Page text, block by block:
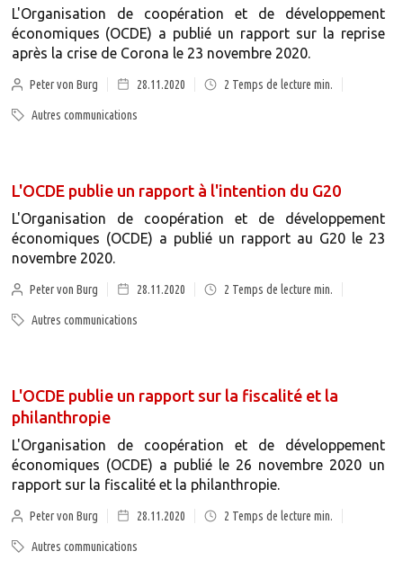
L'Organisation de coopération et de développement
économiques (OCDE) a publié un rapport sur la reprise
après la crise de Corona le 23 novembre 2020.
Peter von Burg 28.11.2020 2 Temps de lecture min.
Autres communications
L'OCDE publie un rapport à l'intention du G20
L'Organisation de coopération et de développement
économiques (OCDE) a publié un rapport au G20 le 23
novembre 2020.
Peter von Burg 28.11.2020 2 Temps de lecture min.
Autres communications
L'OCDE publie un rapport sur la fiscalité et la
philanthropie
L'Organisation de coopération et de développement
économiques (OCDE) a publié le 26 novembre 2020 un
rapport sur la fiscalité et la philanthropie.
Peter von Burg 28.11.2020 2 Temps de lecture min.
Autres communications